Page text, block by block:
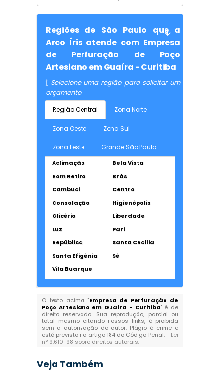
Regiões de São Paulo que a
Arco Íris atende com Empresa
de Perfuração de Poço
Artesiano em Guaíra - Curitiba
Selecione uma região para solicitar um
orçamento
Região Central Zona Norte
Zona Oeste Zona Sul
Zona Leste Grande São Paulo
Aclimação
Bela Vista
Bom Retiro
Brás
Cambuci
Centro
Consolação
Higienópolis
Glicério
Liberdade
Luz
Pari
República
Santa Cecília
Santa Efigênia
Sé
Vila Buarque
O texto acima "Empresa de Perfuração de
Poço Artesiano em Guaíra - Curitiba" é de
direito reservado. Sua reprodução, parcial ou
total, mesmo citando nossos links, é proibida
sem a autorização do autor. Plágio é crime e
está previsto no artigo 184 do Código Penal. – Lei
n° 9.610-98 sobre direitos autorais.
Veja Também